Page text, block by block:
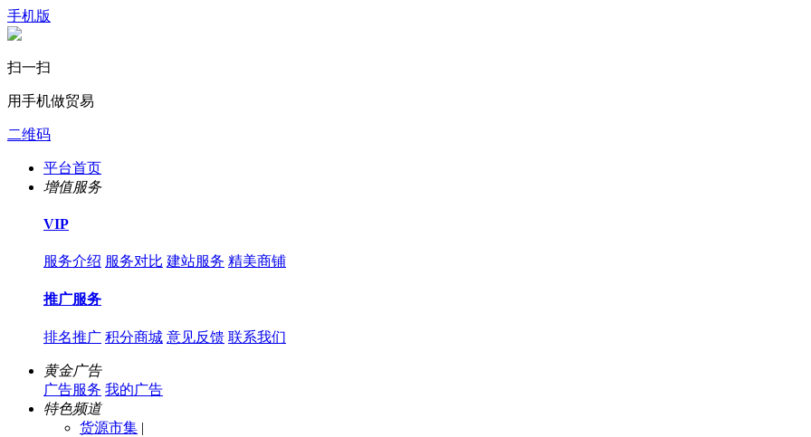
手机版
扫一扫
用手机做贸易
二维码
平台首页
增值服务
VIP
服务介绍 服务对比 建站服务 精美商铺
推广服务
排名推广 积分商城 意见反馈 联系我们
黄金广告
广告服务 我的广告
特色频道
货源市集 |